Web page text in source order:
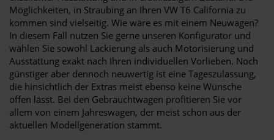
Möglichkeiten, in Straubing an Ihren VW T6 California zu
kommen sind vielseitig. Wie wäre es mit einem Neuwagen?
In diesem Fall nutzen Sie gerne unseren Konfigurator und
wählen Sie sowohl Lackierung als auch Motorisierung und
Ausstattung exakt nach Ihren individuellen Vorlieben. Noch
günstiger aber dennoch neuwertig ist eine Tageszulassung,
die hinsichtlich der Extras meist ebenso keine Wünsche
offen lässt. Bei den Gebrauchtwagen profitieren Sie vor
allem von einem Jahreswagen, der meist schon aus der
aktuellen Modellgeneration stammt.